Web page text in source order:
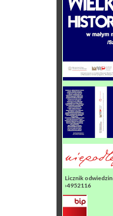
Licznik odwiedzin
›4952116